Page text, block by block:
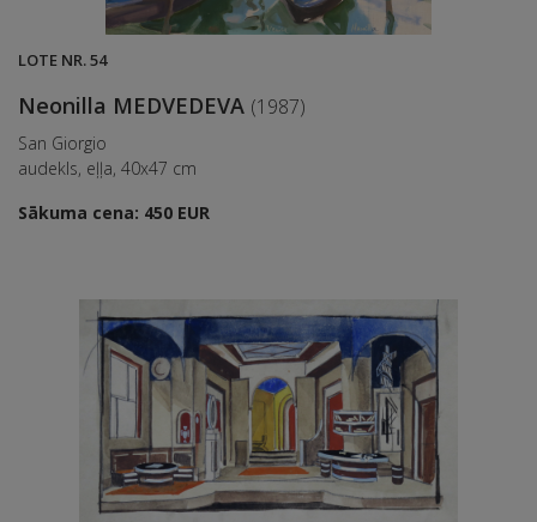
LOTE NR. 54
Neonilla MEDVEDEVA (1987)
San Giorgio
audekls, eļļa, 40x47 cm
Sākuma cena: 450 EUR